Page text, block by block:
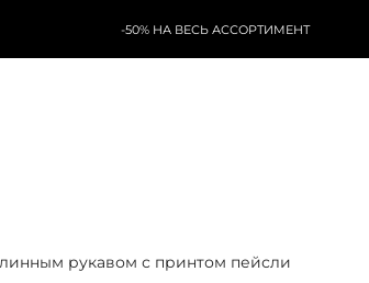
-50% НА ВЕСЬ АССОРТИМЕНТ
рукавом с принтом пейсли